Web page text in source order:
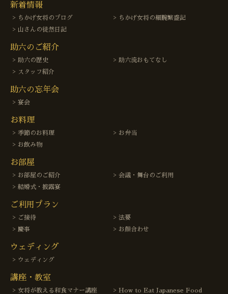
新着情報
ちかげ女将のブログ
ちかげ女将の細腕繁盛記
山さんの徒然日記
助六のご紹介
助六の歴史
助六流おもてなし
スタッフ紹介
助六の忘年会
宴会
お料理
季節のお料理
お弁当
お飲み物
お部屋
お部屋のご紹介
会議・舞台のご利用
結婚式・披露宴
ご利用プラン
ご接待
法要
慶事
お顔合わせ
ウェディング
ウェディング
講座・教室
女将が教える和食マナー講座 How to Eat Japanese Food